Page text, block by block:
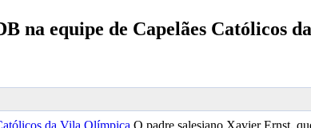
na equipe de Capelães Católicos
O padre salesiano Xavier Ernst,